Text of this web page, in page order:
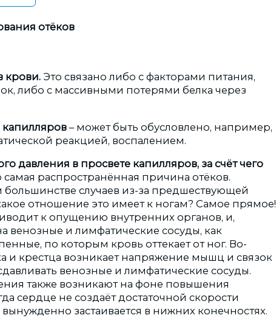
отёков
крови. Это связано либо с факторами питания,
либо с массивными потерями белка через
– может быть обусловлено, например,
реакцией, воспалением.
давления в просвете капилляров, за счёт чего
самая распространённая причина отёков.
случаев из-за предшествующей
отношение это имеет к ногам? Самое прямое!
к опущению внутренних органов, и,
венозные и лимфатические сосуды, как
по которым кровь оттекает от ног. Во-
и крестца возникает напряжение мышц и связок
венозные и лимфатические сосуды.
также возникают на фоне повышения
сердце не создаёт достаточной скорости
застаивается в нижних конечностях.